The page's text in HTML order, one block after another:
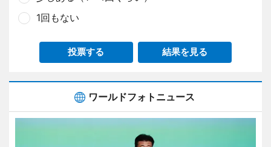
1回もない
投票する 結果を見る
ワールドフォトニュース